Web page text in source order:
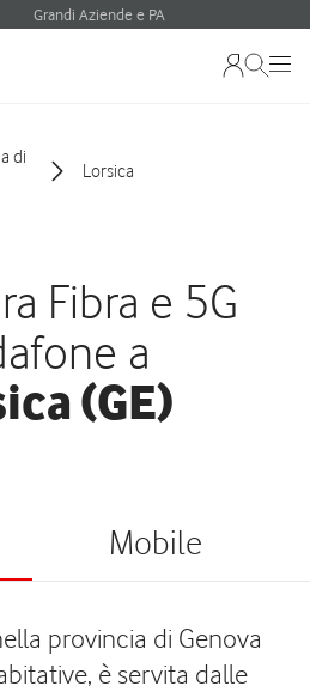
Grandi Aziende e PA
di
Lorsica
Fibra e 5G
a
(GE)
Mobile
provincia di Genova
è servita dalle